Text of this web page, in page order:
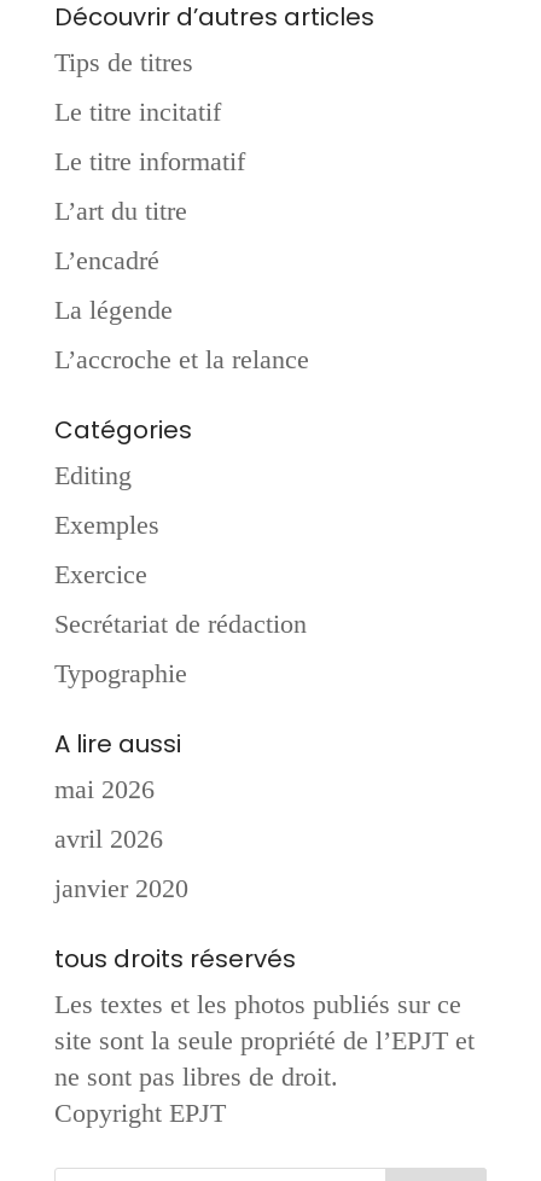
Découvrir d’autres articles
Tips de titres
Le titre incitatif
Le titre informatif
L’art du titre
L’encadré
La légende
L’accroche et la relance
Catégories
Editing
Exemples
Exercice
Secrétariat de rédaction
Typographie
A lire aussi
mai 2026
avril 2026
janvier 2020
tous droits réservés
Les textes et les photos publiés sur ce
site sont la seule propriété de l’EPJT et
ne sont pas libres de droit.
Copyright EPJT